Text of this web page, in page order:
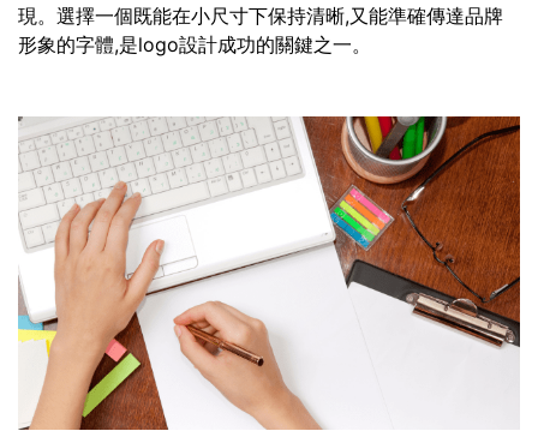
現。選擇一個既能在小尺寸下保持清晰,又能準確傳達品牌
形象的字體,是logo設計成功的關鍵之一。